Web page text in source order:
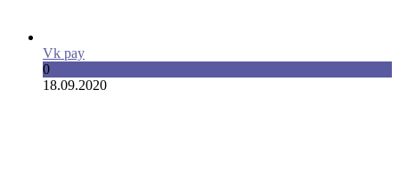
Vk pay
0
18.09.2020